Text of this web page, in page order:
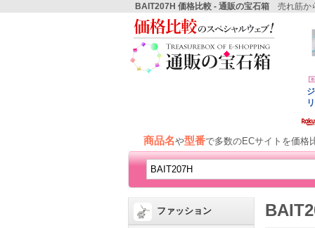
BAIT207H 価格比較 - 通販の宝石箱 売れ筋か
商品名や型番で多数のECサイトを価
ファッション